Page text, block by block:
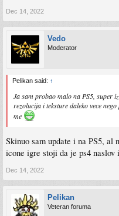
Dec 14, 2022
Vedo
Moderator
Pelikan said: ↑
Ja sam probao malo na PS5, super
rezolucija i teksture daleko vece
me
Skinuo sam update i na PS5,
icone igre stoji da je ps4
Dec 14, 2022
Pelikan
Veteran foruma